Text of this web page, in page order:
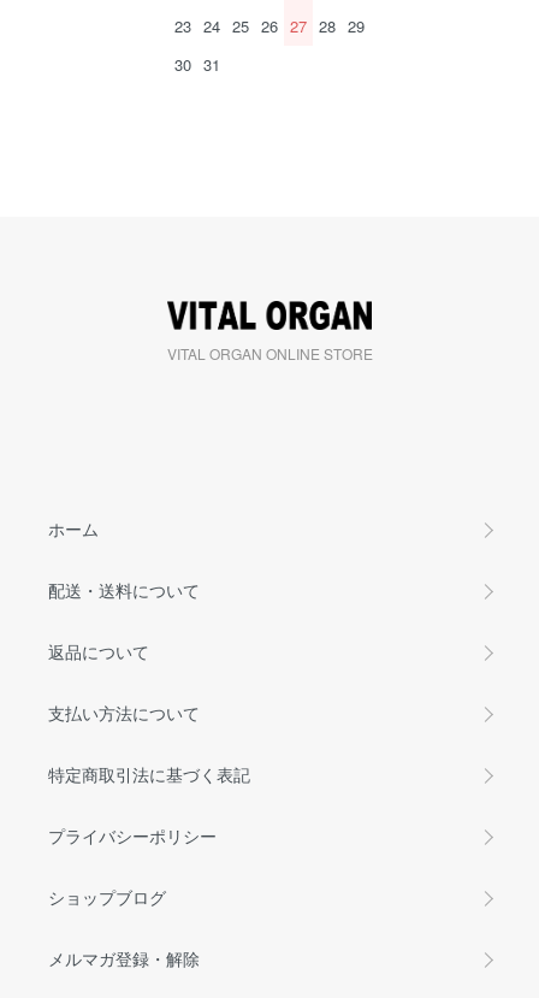
23 24 25 26 27 28 29
30 31
VITAL ORGAN ONLINE STORE
ホーム
配送・送料について
返品について
支払い方法について
特定商取引法に基づく表記
プライバシーポリシー
ショップブログ
メルマガ登録・解除